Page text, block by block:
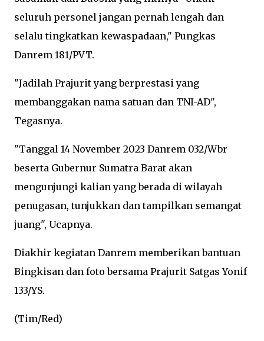
seluruh personel jangan pernah lengah dan
selalu tingkatkan kewaspadaan," Pungkas
Danrem 181/PVT.
"Jadilah Prajurit yang berprestasi yang
membanggakan nama satuan dan TNI-AD",
Tegasnya.
"Tanggal 14 November 2023 Danrem 032/Wbr
beserta Gubernur Sumatra Barat akan
mengunjungi kalian yang berada di wilayah
penugasan, tunjukkan dan tampilkan semangat
juang", Ucapnya.
Diakhir kegiatan Danrem memberikan bantuan
Bingkisan dan foto bersama Prajurit Satgas Yonif
133/YS.
(Tim/Red)